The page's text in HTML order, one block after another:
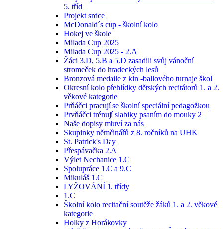
5. tříd
Projekt srdce
McDonald´s cup - školní kolo
Hokej ve škole
Milada Cup 2025
Milada Cup 2025 - 2.A
Žáci 3.D, 5.B a 5.D zasadili svůj vánoční
stromeček do hradeckých lesů
Bronzová medaile z kin -ballového turnaje škol
Okresní kolo přehlídky dětských recitátorů 1. a 2.
věkové kategorie
Prňáčci pracují se školní speciální pedagožkou
Prvňáčci trénují slabiky psaním do mouky 2
Naše dopisy mluví za nás
Skupinky němčinářů z 8. ročníků na UHK
St. Patrick's Day
Přespávačka 2.A
Výlet Nechanice 1.C
Spolupráce 1.C a 9.C
Mikuláš 1.C
LYŽOVÁNÍ 1. třídy
1.C
Školní kolo recitační soutěže žáků 1. a 2. věkové
kategorie
Holky z Horákovky